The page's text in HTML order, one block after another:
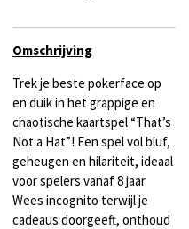
Omschrijving
Trek je beste pokerface op
en duik in het grappige en
chaotische kaartspel “That’s
Not a Hat”! Een spel vol bluf,
geheugen en hilariteit, ideaal
voor spelers vanaf 8 jaar.
Wees incognito terwijl je
cadeaus doorgeeft, onthoud